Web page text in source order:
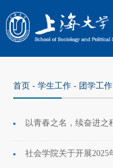
首页 -学生工作 - 团学工作